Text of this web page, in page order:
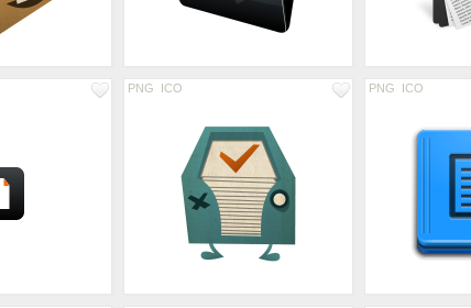
PNG ICO PNG ICO